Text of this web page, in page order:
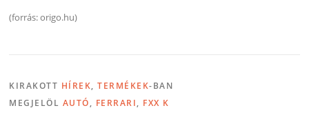
(forrás: origo.hu)
KIRAKOTT HÍREK,TERMÉKEK-BAN
MEGJELÖL AUTÓ, FERRARI, FXX K